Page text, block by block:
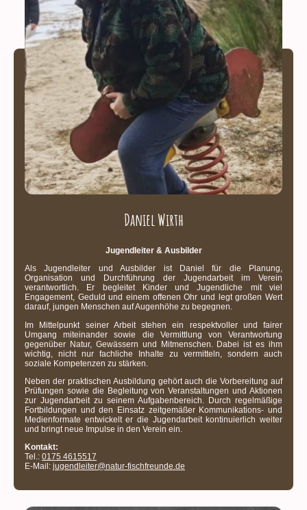
Daniel Wirth
Jugendleiter & Ausbilder
Als Jugendleiter und Ausbilder ist Daniel für die Planung,
Organisation und Durchführung der Jugendarbeit im Verein
verantwortlich. Er begleitet Kinder und Jugendliche mit viel
Engagement, Geduld und einem offenen Ohr und legt großen Wert
darauf, jungen Menschen auf Augenhöhe zu begegnen.
Im Mittelpunkt seiner Arbeit stehen ein respektvoller und fairer
Umgang miteinander sowie die Vermittlung von Verantwortung
gegenüber Natur, Gewässern und Mitmenschen. Dabei ist es ihm
wichtig, nicht nur fachliche Inhalte zu vermitteln, sondern auch
soziale Kompetenzen zu stärken.
Neben der praktischen Ausbildung gehört auch die Vorbereitung auf
Prüfungen sowie die Begleitung von Veranstaltungen und Aktionen
zur Jugendarbeit zu seinem Aufgabenbereich. Durch regelmäßige
Fortbildungen und den Einsatz zeitgemäßer Kommunikations- und
Medienformate entwickelt er die Jugendarbeit kontinuierlich weiter
und bringt neue Impulse in den Verein ein.
Kontakt:
Tel.: 0175 4615517
E-Mail: jugendleiter@natur-fischfreunde.de